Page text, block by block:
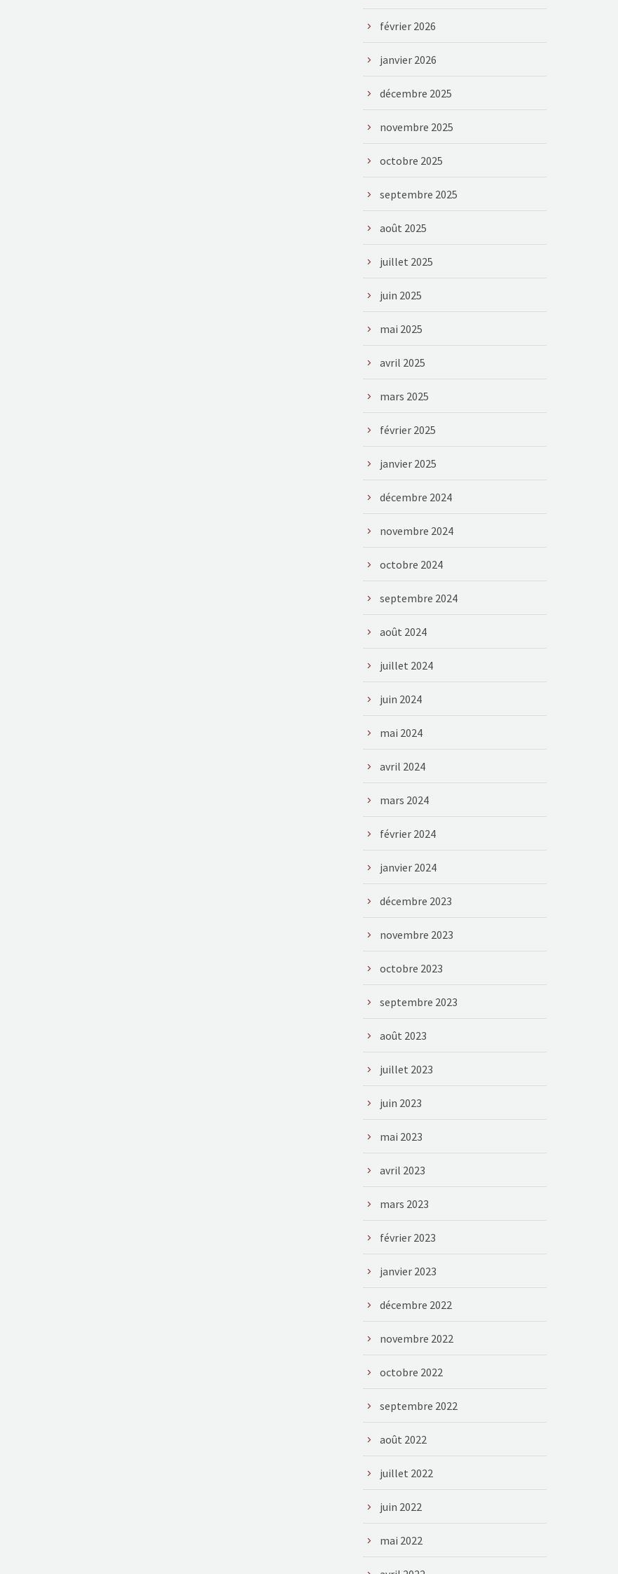
février 2026
janvier 2026
décembre 2025
novembre 2025
octobre 2025
septembre 2025
août 2025
juillet 2025
juin 2025
mai 2025
avril 2025
mars 2025
février 2025
janvier 2025
décembre 2024
novembre 2024
octobre 2024
septembre 2024
août 2024
juillet 2024
juin 2024
mai 2024
avril 2024
mars 2024
février 2024
janvier 2024
décembre 2023
novembre 2023
octobre 2023
septembre 2023
août 2023
juillet 2023
juin 2023
mai 2023
avril 2023
mars 2023
février 2023
janvier 2023
décembre 2022
novembre 2022
octobre 2022
septembre 2022
août 2022
juillet 2022
juin 2022
mai 2022